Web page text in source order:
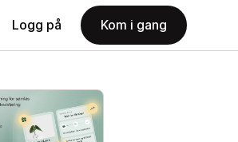
Logg på Kom i gang